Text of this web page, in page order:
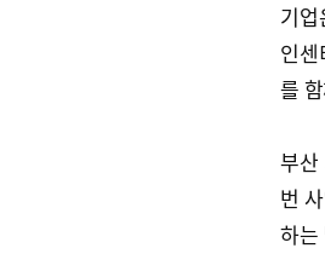
기
인
를
부산
번
하는